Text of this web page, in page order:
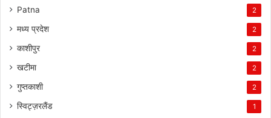
Patna 2
मध्य प्रदेश 2
काशीपुर 2
खटीमा 2
गुप्तकाशी 2
स्विट्ज़रलैंड 1